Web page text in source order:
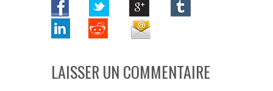
LAISSER UN COMMENTAIRE